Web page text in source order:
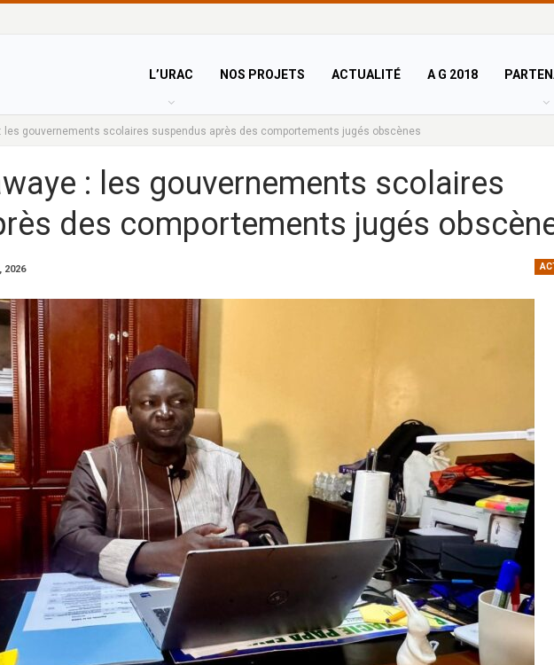
L’URAC NOS PROJETS ACTUALITÉ A G 2018
: les gouvernements scolaires suspendus après des comportements jugés obscènes
: les gouvernements scolaires
des comportements jugés
2026